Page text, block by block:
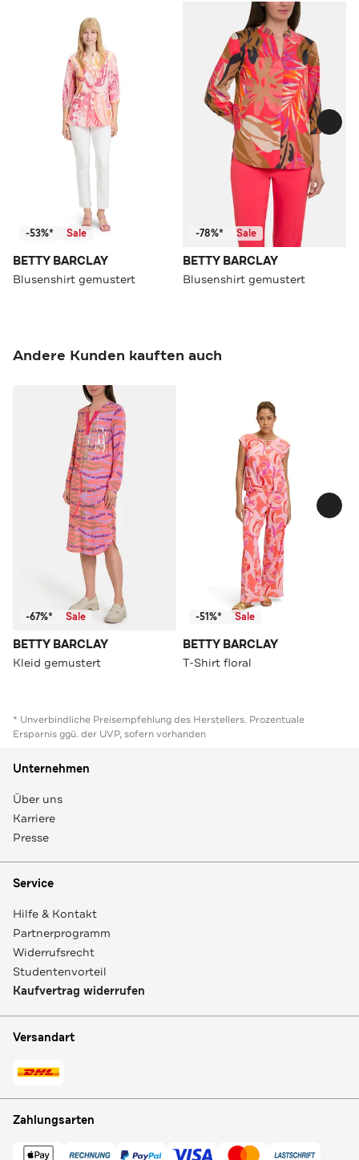
-53%* Sale
BETTY BARCLAY
Blusenshirt gemustert
-78%* Sale
BETTY BARCLAY
Blusenshirt gemustert
Andere Kunden kauften auch
-67%* Sale
BETTY BARCLAY
Kleid gemustert
-51%* Sale
BETTY BARCLAY
T-Shirt floral
* Unverbindliche Preisempfehlung des Herstellers. Prozentuale
Ersparnis ggü. der UVP, sofern vorhanden
Unternehmen
Über uns
Karriere
Presse
Service
Hilfe & Kontakt
Partnerprogramm
Widerrufsrecht
Studentenvorteil
Kaufvertrag widerrufen
Versandart
Zahlungsarten